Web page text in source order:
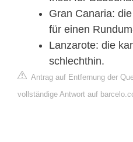
Gran Canaria:
für einen
Lanzarote: die
schlechthin.
Antrag auf Entfernung der
vollständige Antwort auf